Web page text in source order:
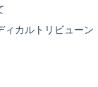
ィカルトリビュー